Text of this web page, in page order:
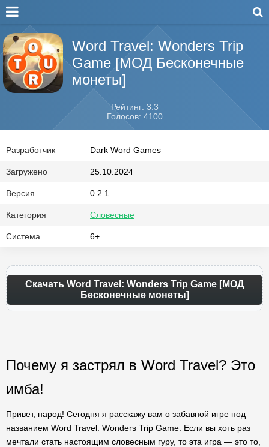
Word Travel: Wonders Trip
Game [МОД Бесконечные
монеты]
Рейтинг: 3.3
Голосов: 4100
Разработчик Dark Word Games
Загружено 25.10.2024
Версия 0.2.1
Категория Словесные
Система 6+
Скачать Word Travel: Wonders Trip Game [МОД
Бесконечные монеты]
Почему я застрял в Word Travel? Это
имба!
Привет, народ! Сегодня я расскажу вам о забавной игре под
названием Word Travel: Wonders Trip Game. Если вы хоть раз
мечтали стать настоящим словесным гуру, то эта игра — это то,